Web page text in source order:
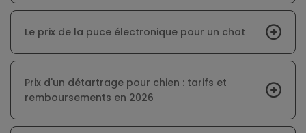
Le prix de la puce électronique pour un chat
Prix d'un détartrage pour chien : tarifs et
remboursements en 2026